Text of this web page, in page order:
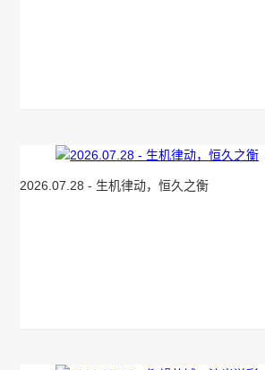
2026.07.28 - 生机律动，恒久之衡